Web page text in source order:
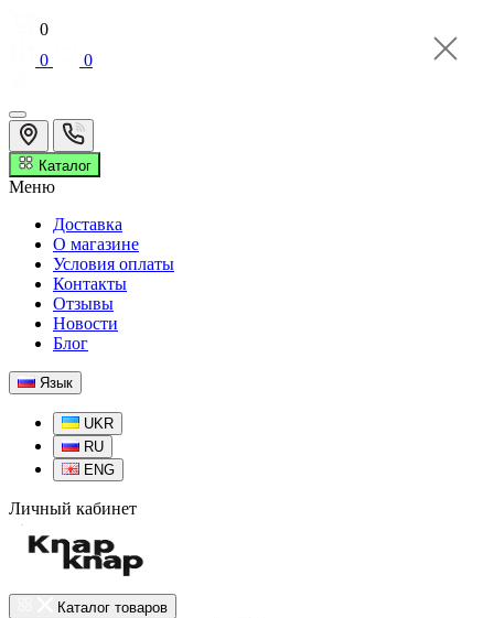
0
0
0
Каталог
Меню
Доставка
О магазине
Условия оплаты
Контакты
Отзывы
Новости
Блог
Язык
UKR
RU
ENG
Личный кабинет
Каталог товаров